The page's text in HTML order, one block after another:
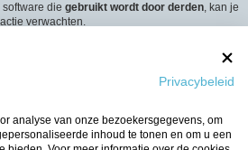
die gebruikt wordt door derden, kan je
verwachten.
gebruik maken van het “Contact”-
door de beheerders.
gebruik maken van de “Het Team”-link.
Privacybeleid
analyse van onze bezoekersgegevens, om
inhoud te tonen en om u een